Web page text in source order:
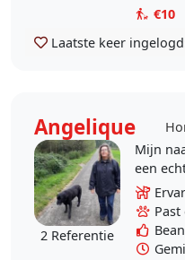
€10
Laatste keer
Angelique
2 Referentie
Mijn
een
erg
zijn.
bij